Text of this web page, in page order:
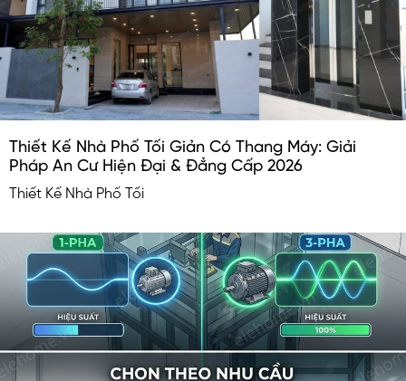
Thiết Kế Nhà Phố Tối Giản Có Thang Máy: Giải
Pháp An Cư Hiện Đại & Đẳng Cấp 2026
Thiết Kế Nhà Phố Tối